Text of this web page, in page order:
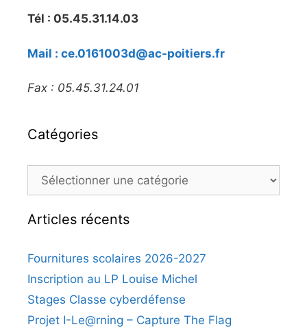
Tél : 05.45.31.14.03
Mail : ce.0161003d@ac-poitiers.fr
Fax : 05.45.31.24.01
Catégories
Articles récents
Fournitures scolaires 2026-2027
Inscription au LP Louise Michel
Stages Classe cyberdéfense
Projet I-Le@rning – Capture The Flag